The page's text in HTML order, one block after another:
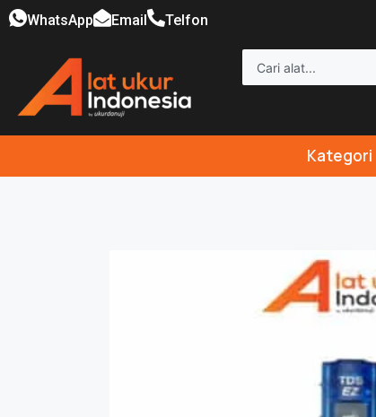
WhatsApp Email Telfon
Kategori